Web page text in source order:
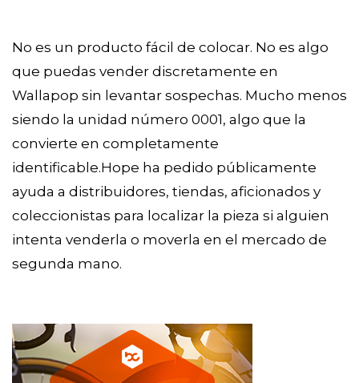
No es un producto fácil de colocar. No es algo
que puedas vender discretamente en
Wallapop sin levantar sospechas. Mucho menos
siendo la unidad número 0001, algo que la
convierte en completamente
identificable.Hope ha pedido públicamente
ayuda a distribuidores, tiendas, aficionados y
coleccionistas para localizar la pieza si alguien
intenta venderla o moverla en el mercado de
segunda mano.